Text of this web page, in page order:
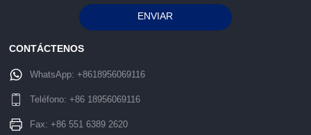
ENVIAR
CONTÁCTENOS
WhatsApp:+8618956069116
Teléfono:+86 18956069116
Fax: +86 551 6389 2620